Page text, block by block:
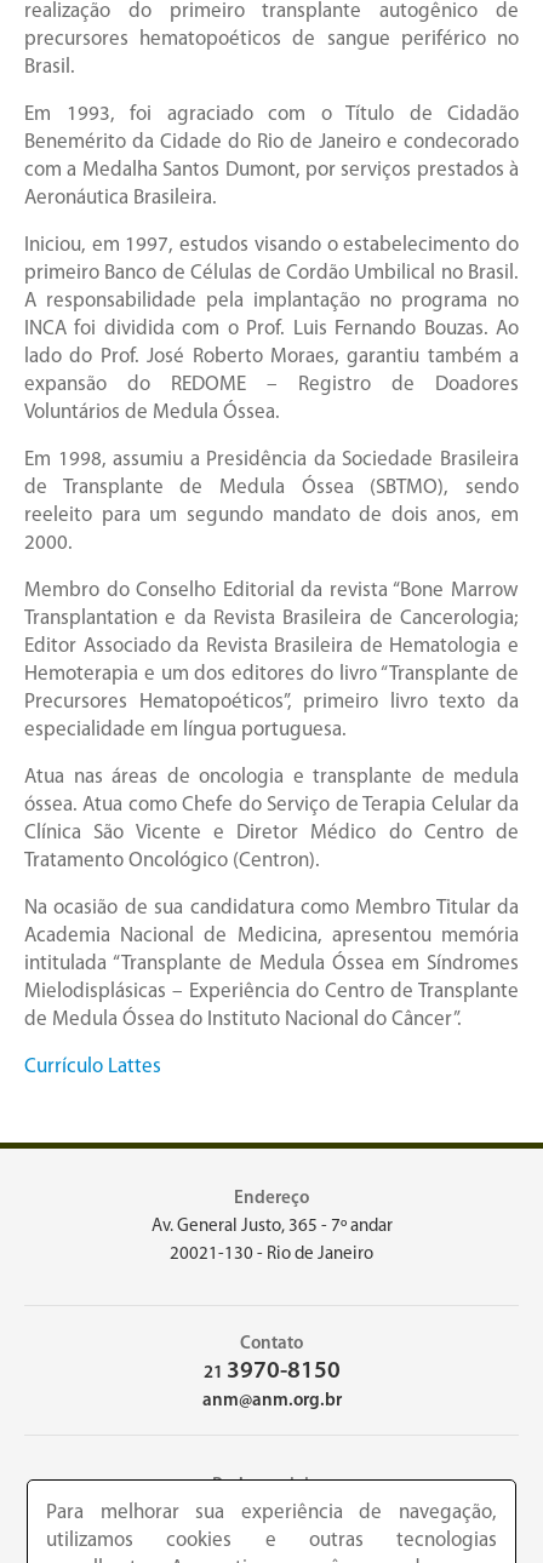
realização do primeiro transplante autogênico de
precursores hematopoéticos de sangue periférico no
Brasil.
Em 1993, foi agraciado com o Título de Cidadão
Benemérito da Cidade do Rio de Janeiro e condecorado
com a Medalha Santos Dumont, por serviços prestados à
Aeronáutica Brasileira.
Iniciou, em 1997, estudos visando o estabelecimento do
primeiro Banco de Células de Cordão Umbilical no Brasil.
A responsabilidade pela implantação no programa no
INCA foi dividida com o Prof. Luis Fernando Bouzas. Ao
lado do Prof. José Roberto Moraes, garantiu também a
expansão do REDOME – Registro de Doadores
Voluntários de Medula Óssea.
Em 1998, assumiu a Presidência da Sociedade Brasileira
de Transplante de Medula Óssea (SBTMO), sendo
reeleito para um segundo mandato de dois anos, em
2000.
Membro do Conselho Editorial da revista “Bone Marrow
Transplantation e da Revista Brasileira de Cancerologia;
Editor Associado da Revista Brasileira de Hematologia e
Hemoterapia e um dos editores do livro “Transplante de
Precursores Hematopoéticos”, primeiro livro texto da
especialidade em língua portuguesa.
Atua nas áreas de oncologia e transplante de medula
óssea. Atua como Chefe do Serviço de Terapia Celular da
Clínica São Vicente e Diretor Médico do Centro de
Tratamento Oncológico (Centron).
Na ocasião de sua candidatura como Membro Titular da
Academia Nacional de Medicina, apresentou memória
intitulada “Transplante de Medula Óssea em Síndromes
Mielodisplásicas – Experiência do Centro de Transplante
de Medula Óssea do Instituto Nacional do Câncer”.
Currículo Lattes
Endereço
Av. General Justo, 365 - 7º andar
20021-130 - Rio de Janeiro
Contato
21 3970-8150
anm@anm.org.br
Redes sociais
Para melhorar sua experiência de navegação,
utilizamos cookies e outras tecnologias